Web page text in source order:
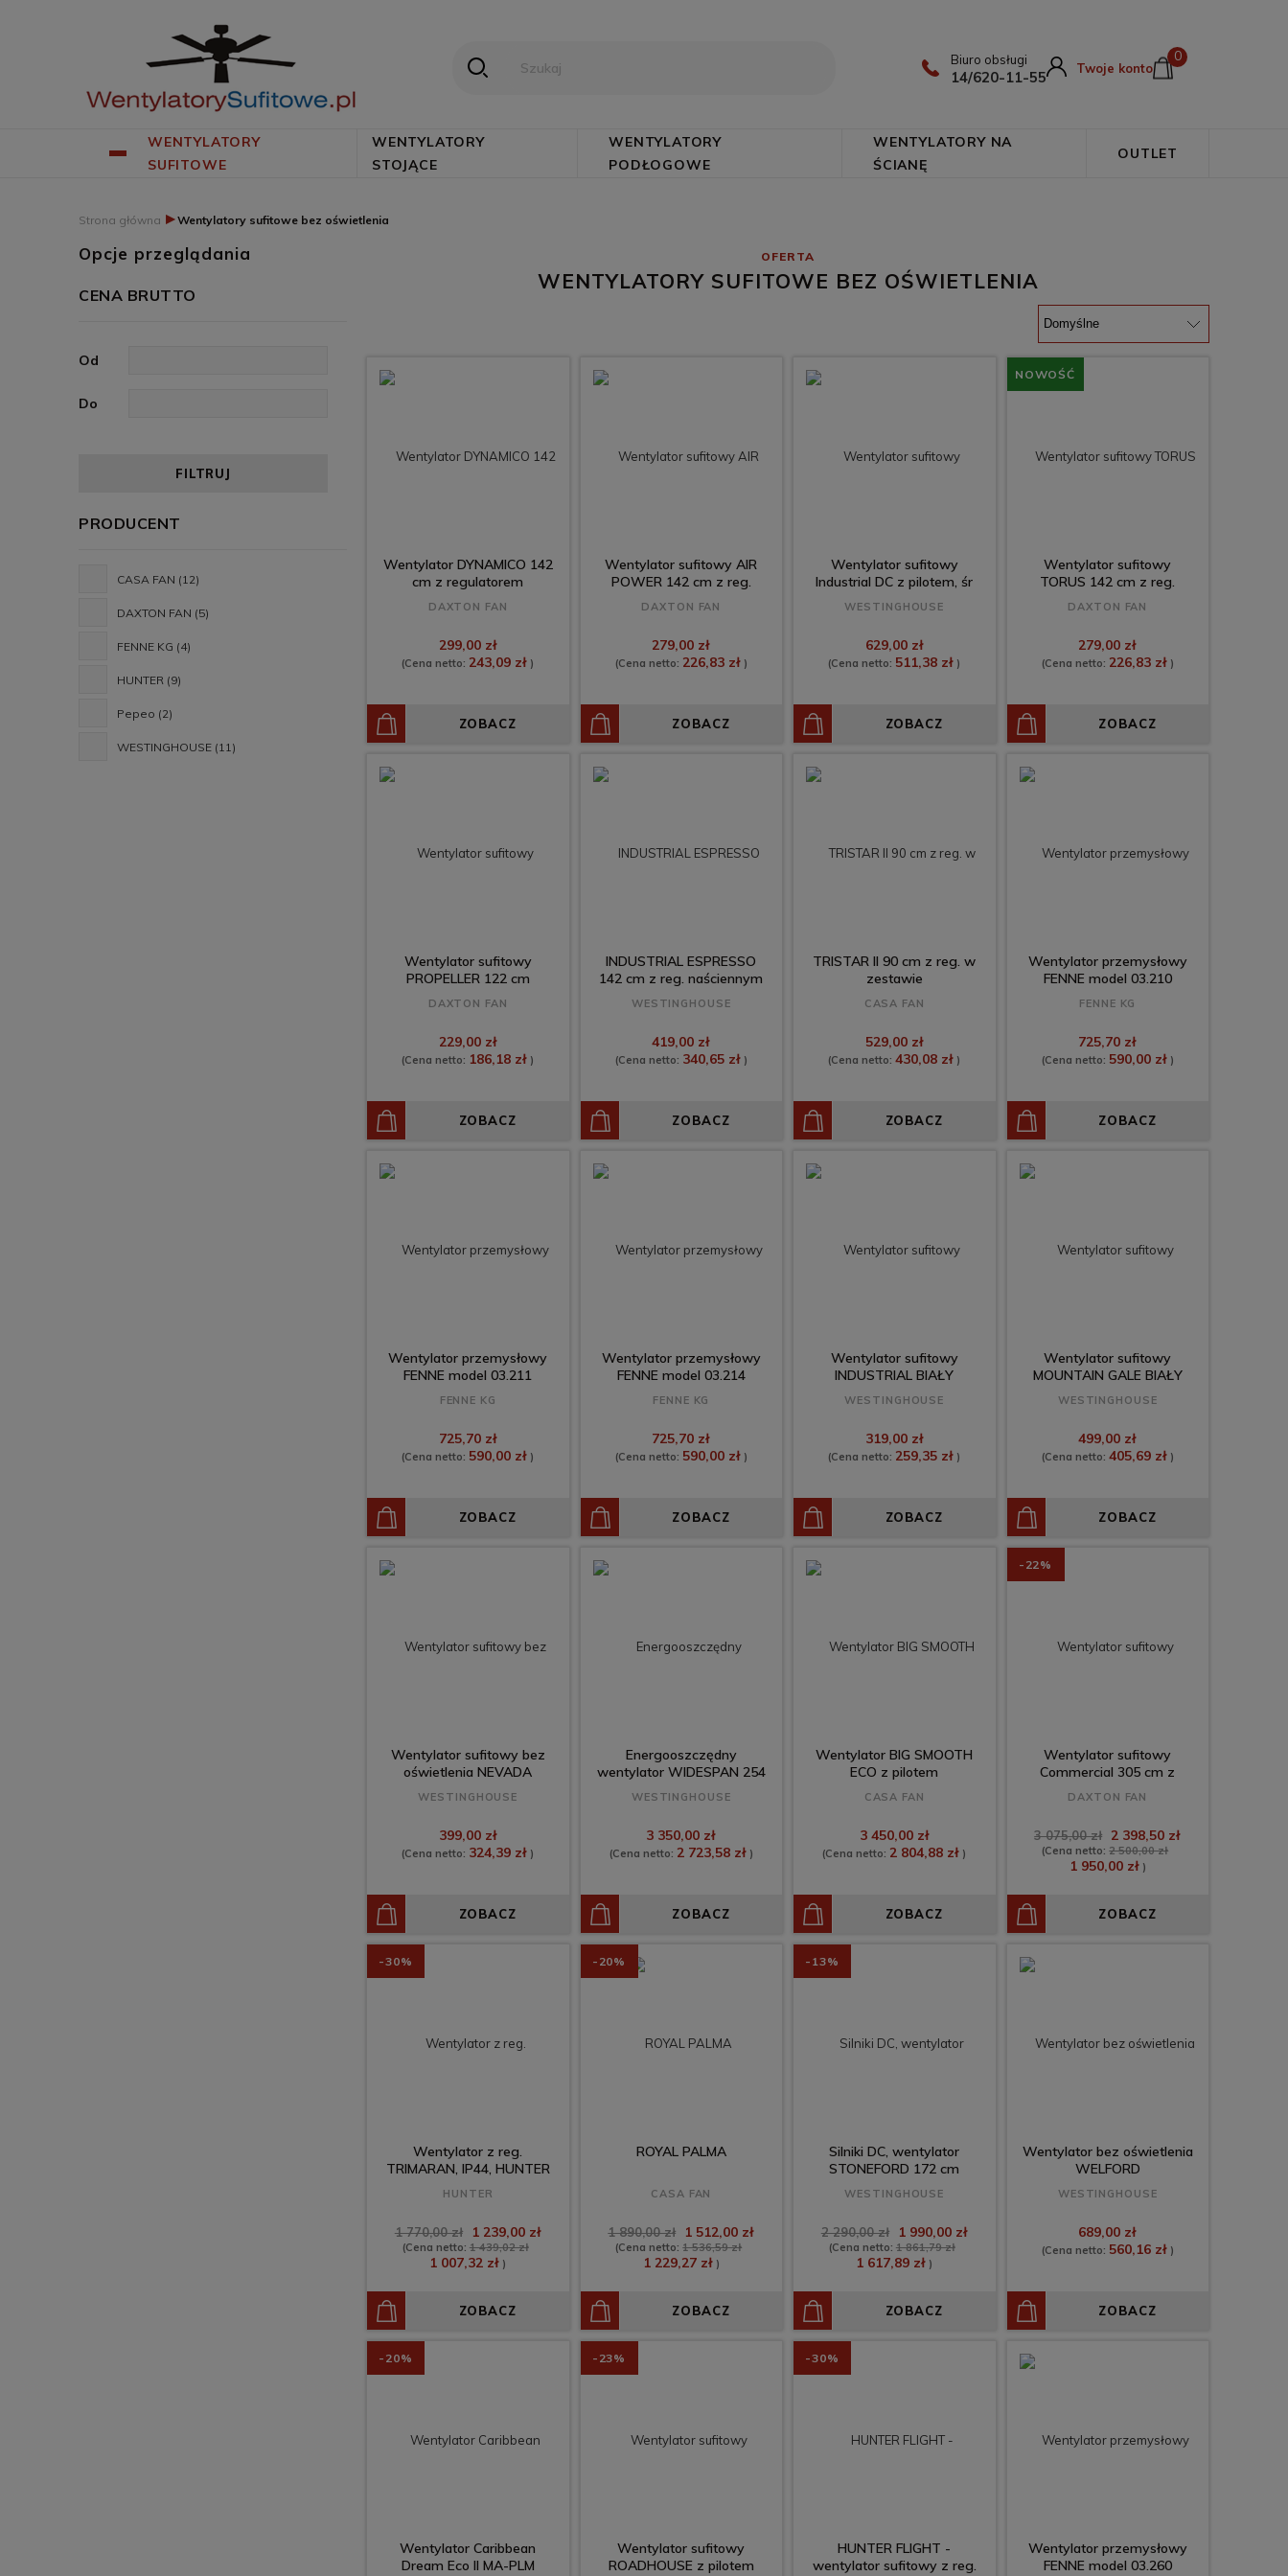
Biuro obsługi
14/620-11-55 Twoje konto
0
WENTYLATORY
SUFITOWE
WENTYLATORY
STOJĄCE
WENTYLATORY
PODŁOGOWE
WENTYLATORY NA
ŚCIANĘ
OUTLET
Strona główna ▸ Wentylatory sufitowe bez oświetlenia
Opcje przeglądania
CENA BRUTTO
Od
Do
FILTRUJ
PRODUCENT
CASA FAN (12)
DAXTON FAN (5)
FENNE KG (4)
HUNTER (9)
Pepeo (2)
WESTINGHOUSE (11)
WENTYLATORY SUFITOWE BEZ OŚWIETLENIA
Wentylator DYNAMICO 142
cm z regulatorem
DAXTON FAN
299,00 zł
(Cena netto: 243,09 zł )
ZOBACZ
Wentylator sufitowy AIR
POWER 142 cm z reg.
DAXTON FAN
279,00 zł
(Cena netto: 226,83 zł)
ZOBACZ
Wentylator sufitowy
Industrial DC z pilotem, śr
142 cm
WESTINGHOUSE
629,00 zł
(Cena netto: 511,38 zł )
ZOBACZ
Wentylator sufitowy
TORUS 142 cm z reg.
DAXTON FAN
279,00 zł
(Cena netto: 226,83 zł)
ZOBACZ
NOWOŚĆ
Wentylator sufitowy
PROPELLER 122 cm
DAXTON FAN
229,00 zł
(Cena netto: 186,18 zł )
ZOBACZ
INDUSTRIAL ESPRESSO
142 cm z reg. naściennym
WESTINGHOUSE
419,00 zł
(Cena netto: 340,65 zł)
ZOBACZ
TRISTAR II 90 cm z reg. w
zestawie
CASA FAN
529,00 zł
(Cena netto:430,08 zł )
ZOBACZ
Wentylator przemysłowy
FENNE model 03.210
FENNE KG
725,70 zł
(Cena netto: 590,00 zł)
ZOBACZ
Wentylator przemysłowy
FENNE model 03.211
FENNE KG
725,70 zł
(Cena netto: 590,00 zł )
ZOBACZ
Wentylator przemysłowy
FENNE model 03.214
FENNE KG
725,70 zł
(Cena netto: 590,00 zł)
ZOBACZ
Wentylator sufitowy
INDUSTRIAL BIAŁY
WESTINGHOUSE
319,00 zł
(Cena netto: 259,35 zł )
ZOBACZ
Wentylator sufitowy
MOUNTAIN GALE BIAŁY
IP44
WESTINGHOUSE
499,00 zł
(Cena netto: 405,69 zł)
ZOBACZ
Wentylator sufitowy bez
oświetlenia NEVADA
WESTINGHOUSE
399,00 zł
(Cena netto: 324,39 zł )
ZOBACZ
Energooszczędny
wentylator WIDESPAN 254
cm
WESTINGHOUSE
3 350,00 zł
(Cena netto: 2 723,58 zł)
ZOBACZ
Wentylator BIG SMOOTH
ECO z pilotem
CASA FAN
3 450,00 zł
(Cena netto: 2 804,88 zł )
ZOBACZ
Wentylator sufitowy
Commercial 305 cm z
pilotem (typu HVLS)
DAXTON FAN
3 075,00 zł 2 398,50 zł
(Cena netto:2 500,00 zł
1 950,00 zł)
ZOBACZ
-22%
Wentylator z reg.
TRIMARAN, IP44, HUNTER
HUNTER
1 770,00 zł 1 239,00 zł
(Cena netto: 1 439,02 zł
1 007,32 zł )
ZOBACZ
-30%
ROYAL PALMA
CASA FAN
1 890,00 zł 1 512,00 zł
(Cena netto:1 536,59 zł
1 229,27 zł)
ZOBACZ
-20%
Silniki DC, wentylator
STONEFORD 172 cm
WESTINGHOUSE
2 290,00 zł 1 990,00 zł
(Cena netto: 1 861,79 zł
1 617,89 zł )
ZOBACZ
-13%
Wentylator bez oświetlenia
WELFORD
WESTINGHOUSE
689,00 zł
(Cena netto: 560,16 zł)
ZOBACZ
Wentylator Caribbean
Dream Eco II MA-PLM
-20%
Wentylator sufitowy
ROADHOUSE z pilotem
-23%
HUNTER FLIGHT -
wentylator sufitowy z reg.
-30%
Wentylator przemysłowy
FENNE model 03.260